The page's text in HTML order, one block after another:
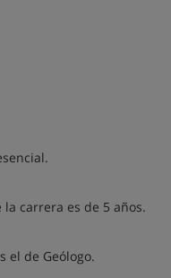
carrera es de 5 años.
el de Geólogo.